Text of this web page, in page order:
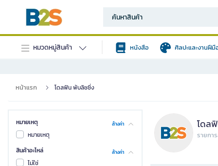
หมวดหมู่สินค้า หนังสือ ศิลปะและงานฝีมื
หน้าแรก โดลฟิน พับลิชชิ่ง
หมายเหตุ ล้างค่า
หมายเหตุ
สินค้าอะไหล่
ล้างค่า
ไม่ใช่
โดล
รายกา